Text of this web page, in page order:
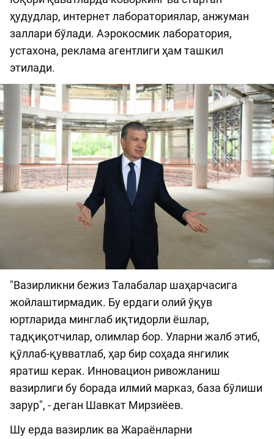
ҳудудлар, интернет лабораториялар, анжуман
заллари бўлади. Аэрокосмик лаборатория,
устахона, реклама агентлиги ҳам ташкил
этилади.
"Вазирликни бежиз Талабалар шаҳарчасига
жойлаштирмадик. Бу ердаги олий ўқув
юртларида минглаб иқтидорли ёшлар,
тадқиқотчилар, олимлар бор. Уларни жалб этиб,
қўллаб-қувватлаб, ҳар бир соҳада янгилик
яратиш керак. Инновацион ривожланиш
вазирлиги бу борада илмий марказ, база бўлиши
зарур", - деган Шавкат Мирзиёев.
Шу ерда вазирлик ва Жараёнларни